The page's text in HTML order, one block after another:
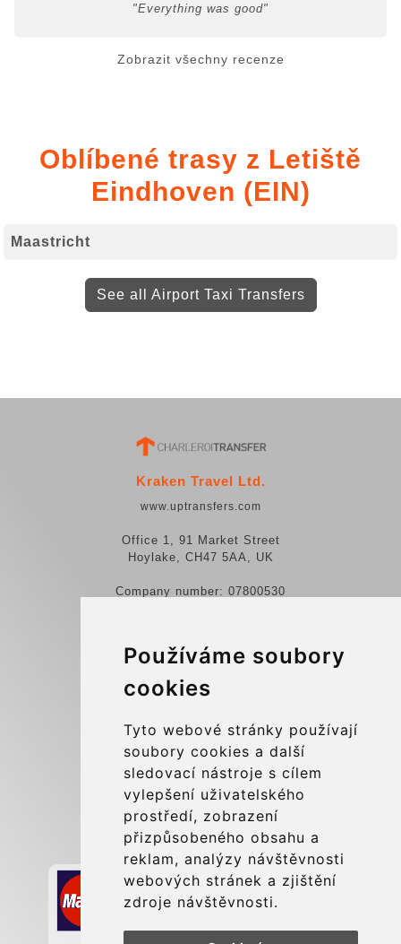
Používáme soubory
cookies
Tyto webové stránky používají
soubory cookies a další
sledovací nástroje s cílem
vylepšení uživatelského
prostředí, zobrazení
přizpůsobeného obsahu a
reklam, analýzy návštěvnosti
webových stránek a zjištění
zdroje návštěvnosti.
"Everything was good"
Zobrazit všechny recenze
Oblíbené trasy z Letiště
Eindhoven (EIN)
Maastricht
See all Airport Taxi Transfers
Kraken Travel Ltd.
www.uptransfers.com
Office 1, 91 Market Street
Hoylake, CH47 5AA, UK
Company number: 07800530
More
Blog
Contact
info@charleroiexpress.be
Secure Payment with STRIPE